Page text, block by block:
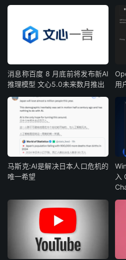
消息称百度 8 月底前将发布新AI
推理模型 文心5.0未来数月推出
用
马斯克:AI是解决日本人口危机的
唯一希望